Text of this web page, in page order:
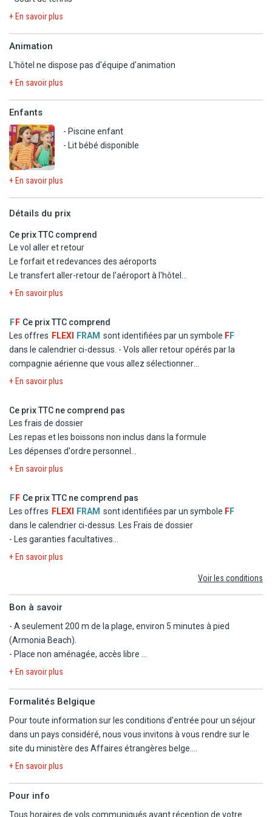
- Table de ping-pong
- Salle de fitness
- Location de vélo
+ En savoir plus
Animation
L'hôtel ne dispose pas d'équipe d'animation
+ En savoir plus
Enfants
- Piscine enfant
- Lit bébé disponible
+ En savoir plus
Détails du prix
Ce prix TTC comprend
Le vol aller et retour
Le forfait et redevances des aéroports
Le transfert aller-retour de l'aéroport à l'hôtel
Le séjour selon le type d'hébergement et de pension choisis
+ En savoir plus
F F Ce prix TTC comprend
Les offres FLEXI FRAM sont identifiées par un symbole FF
dans le calendrier ci-dessus. - Vols aller retour opérés par la
compagnie aérienne que vous allez sélectionner
- Logement à l'hôtel Navarria Blue en chambre double standard
- Les taxes d'aéroport et de solidarité
- Le transfert
+ En savoir plus
Ce prix TTC ne comprend pas
Les frais de dossier
Les repas et les boissons non inclus dans la formule
Les dépenses d'ordre personnel
Les excursions facultatives
d'hospitalisation, assistance juridique et pénale
Les garanties annulation, bagages, retard aérien
+ En savoir plus
F F Ce prix TTC ne comprend pas
Les offres FLEXI FRAM sont identifiées par un symbole FF
dans le calendrier ci-dessus.
Les Frais de dossier
- Les garanties facultatives
- Les autres repas et les boissons
+ En savoir plus
Voir les conditions
Bon à savoir
- A seulement 200 m de la plage, environ 5 minutes à pied
(Armonia Beach).
- Place non aménagée, accès libre
- A seulement 57 km de l'aéroport de Larnaca
emmènera en plein centre-ville de Limassol.
les autorités locales).
- Adaptateur nécessaire. Prise de type G. Courant électrique : 220
V - 50 HZ
+ En savoir plus
Formalités Belgique
Pour toute information sur les conditions d'entrée pour un séjour
dans un pays considéré, nous vous invitons à vous rendre sur le
site du ministère des Affaires étrangères belge.
https://diplomatie.belgium.be/fr/Services/voyager_a_letranger/
+ En savoir plus
Pour info
Tous horaires de vols communiqués avant réception de votre